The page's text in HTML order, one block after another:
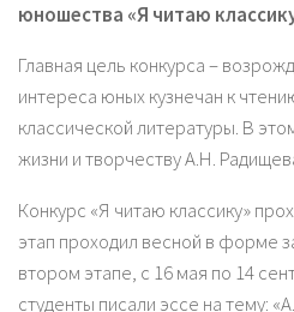
юношества «Я читаю
Главная цель конкурса –
интереса юных кузнечан к
классической литературы. В
жизни и творчеству А.Н.
Конкурс «Я читаю классику»
этап проходил весной в форме
втором этапе, с 16 мая по 14
студенты писали эссе на тему: